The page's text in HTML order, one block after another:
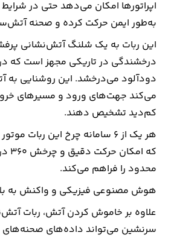
اپراتورها امکان می‌دهد حتی در
به‌طور ایمن حرکت کرده و صحنه
این ربات به یک شلنگ آتش‌نشانی
درخشندگی در تاریکی مجهز است که در
دودآلود می‌درخشد. این روشنایی به
می‌کند جهت‌های ورود و مسیرهای
کم‌دید تشخیص دهند.
هر یک از ۶ سامانه چرخ این ربات
که
محدود را فراهم می‌کند.
هوش مصنوعی فیزیکی و واکنش به
علاوه بر خاموش کردن آتش، ربات
سرنشین می‌تواند داده‌های صحنه‌های